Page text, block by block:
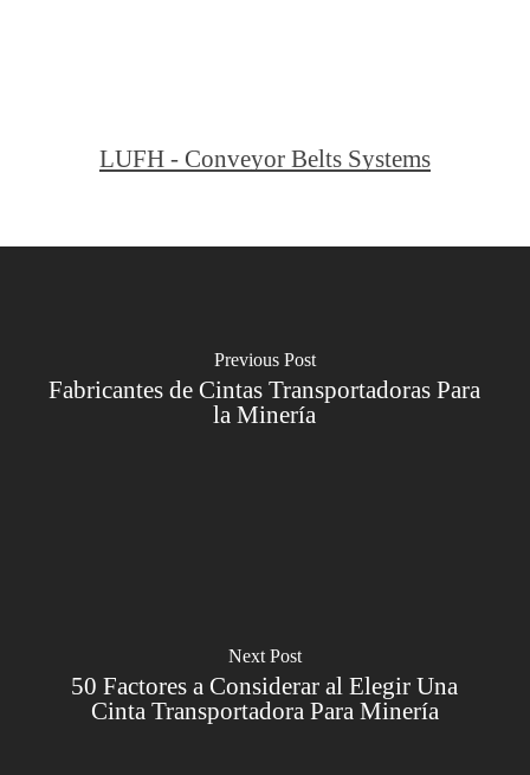
LUFH - Conveyor Belts Systems
Previous Post
Fabricantes de Cintas Transportadoras Para
la Minería
Next Post
50 Factores a Considerar al Elegir Una
Cinta Transportadora Para Minería